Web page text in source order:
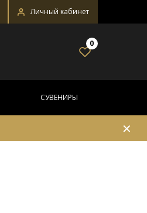
Личный кабинет
0
СУВЕНИРЫ
✕